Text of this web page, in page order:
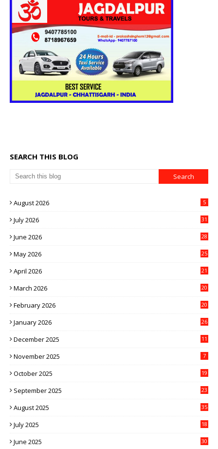
SEARCH THIS BLOG
August 2026 5
July 2026 31
June 2026 28
May 2026 25
April 2026 21
March 2026 20
February 2026 20
January 2026 26
December 2025 11
November 2025 7
October 2025 19
September 2025 23
August 2025 35
July 2025 18
June 2025 30